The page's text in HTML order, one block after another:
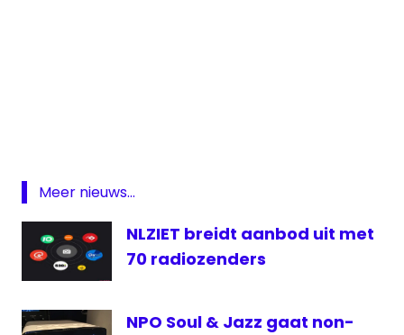
piraat
Radio
Meer nieuws...
NLZIET breidt aanbod uit met
70 radiozenders
NPO Soul & Jazz gaat non-